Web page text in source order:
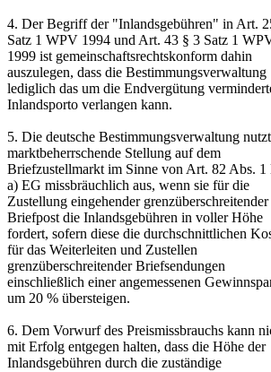
4. Der Begriff der "Inlandsgebühren" in Art.
Satz 1 WPV 1994 und Art. 43 § 3 Satz 1
1999 ist gemeinschaftsrechtskonform dahin
auszulegen, dass die Bestimmungsverwaltung
lediglich das um die Endvergütung
Inlandsporto verlangen kann.
5. Die deutsche Bestimmungsverwaltung
marktbeherrschende Stellung auf dem
Briefzustellmarkt im Sinne von Art. 82 Abs. 1
a) EG missbräuchlich aus, wenn sie für die
Zustellung eingehender grenzüberschreitender
Briefpost die Inlandsgebühren in voller Höhe
fordert, sofern diese die durchschnittlichen
für das Weiterleiten und Zustellen
grenzüberschreitender Briefsendungen
einschließlich einer angemessenen
um 20 % übersteigen.
6. Dem Vorwurf des Preismissbrauchs kann
mit Erfolg entgegen halten, dass die Höhe der
Inlandsgebühren durch die zuständige